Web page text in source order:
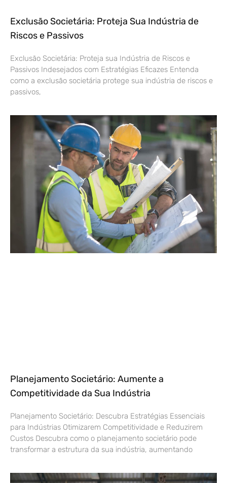
Exclusão Societária: Proteja Sua Indústria de
Riscos e Passivos
Exclusão Societária: Proteja sua Indústria de Riscos e
Passivos Indesejados com Estratégias Eficazes Entenda
como a exclusão societária protege sua indústria de riscos e
passivos,
Planejamento Societário: Aumente a
Competitividade da Sua Indústria
Planejamento Societário: Descubra Estratégias Essenciais
para Indústrias Otimizarem Competitividade e Reduzirem
Custos Descubra como o planejamento societário pode
transformar a estrutura da sua indústria, aumentando